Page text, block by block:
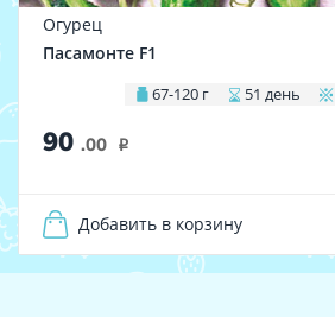
Огурец
Пасамонте F1
67-120 г 51 день
90 .00 i
Добавить в корзину